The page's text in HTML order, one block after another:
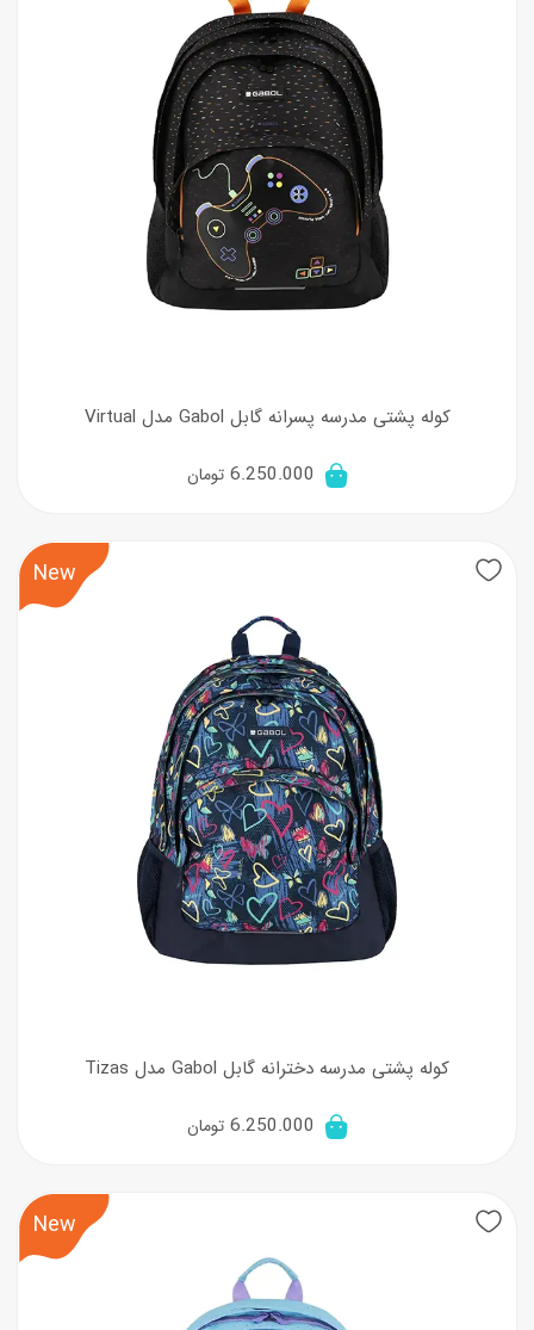
کوله پشتی مدرسه پسرانه گابل Gabol مدل Virtual
6.250.000 تومان
New
کوله پشتی مدرسه دخترانه گابل Gabol مدل Tizas
6.250.000 تومان
New